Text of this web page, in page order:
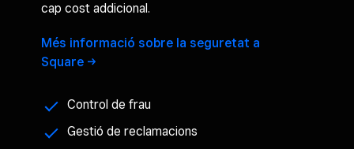
cap cost addicional.
Més informació sobre la seguretat a
Square
Control de frau
Gestió de reclamacions